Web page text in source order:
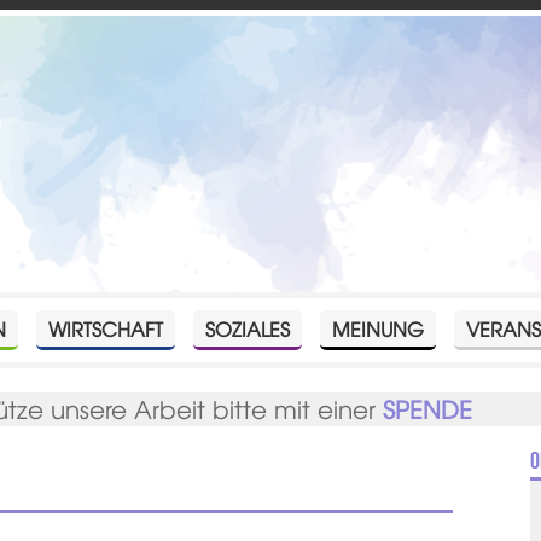
WIRTSCHAFT SOZIALES MEINUNG
unsere Arbeit bitte mit einerSPENDE